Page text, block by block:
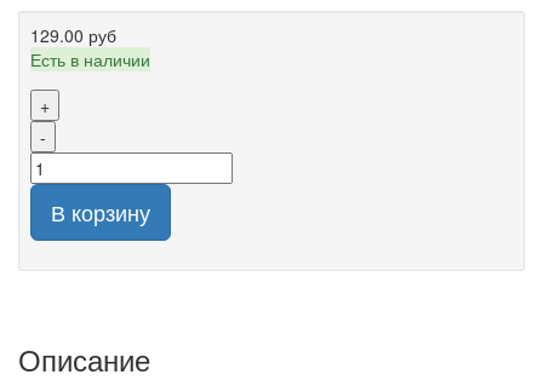
129.00 руб
Есть в наличии
+
-
В корзину
Описание